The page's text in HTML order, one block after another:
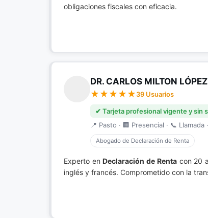
obligaciones fiscales con eficacia.
DR. CARLOS MILTON LÓPEZ
39 Usuarios
✔ Tarjeta profesional vigente y sin
📍 Pasto · 🏢 Presencial · 📞 Llamada
Abogado de Declaración de Renta
Experto enDeclaración de Rentacon 20
inglés y francés. Comprometido con la